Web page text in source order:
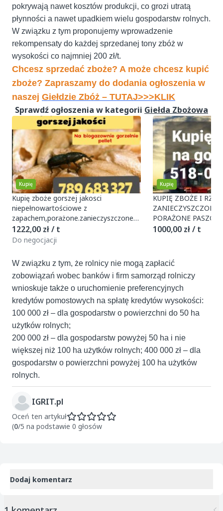
pokrywają nawet kosztów produkcji, co grozi utratą
płynności a nawet upadkiem wielu gospodarstw rolnych.
W związku z tym proponujemy wprowadzenie
rekompensaty do każdej sprzedanej tony zbóż w
wysokości co najmniej 200 zł/t.
Chcesz sprzedać zboże? A może chcesz kupić
zboże? Zapraszamy do dodania ogłoszenia w
naszej Giełdzie Zbóż – TUTAJ>>>KLIK
Sprawdź ogłoszenia w kategorii Giełda Zbożowa
Kupię
Kupię zboże gorszej jakosci
niepełnowartościowe z
zapachem,porażone.zanieczyszczone
Szybki odbiór gotówka po załadunku
1222,00 zł / t
Do negocjacji
Kupię
KUPIĘ ZBOŻE I
ZANIECZYSZCZONE
PORAŻONE
ROBAKIEM ODBIÓR
1000,00 zł / t
W związku z tym, że rolnicy nie mogą zapłacić
zobowiązań wobec banków i firm samorząd rolniczy
wnioskuje także o uruchomienie preferencyjnych
kredytów pomostowych na spłatę kredytów wysokości:
100 000 zł – dla gospodarstw o powierzchni do 50 ha
użytków rolnych;
200 000 zł – dla gospodarstw powyżej 50 ha i nie
większej niż 100 ha użytków rolnych; 400 000 zł – dla
gospodarstw o powierzchni powyżej 100 ha użytków
rolnych.
IGRIT.pl
Oceń ten artykuł
(0/5 na podstawie 0 głosów
Dodaj komentarz